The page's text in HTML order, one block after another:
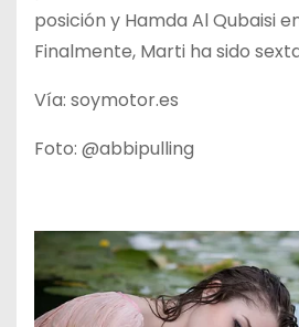
posición y Hamda Al Qubaisi
Finalmente, Marti ha sido
Vía: soymotor.es
Foto: @abbipulling